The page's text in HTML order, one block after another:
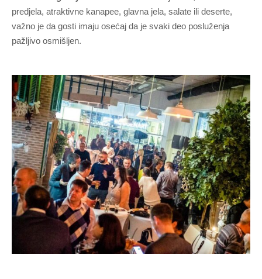
predjela, atraktivne kanapee, glavna jela, salate ili deserte,
važno je da gosti imaju osećaj da je svaki deo posluženja
pažljivo osmišljen.